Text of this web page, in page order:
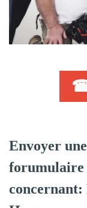
☎
Envoyer
forumulaire
concernant: